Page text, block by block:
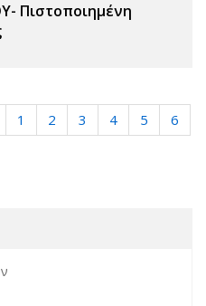
Πιστοποιημένη
1 2 3 4 5
6
filter
filter